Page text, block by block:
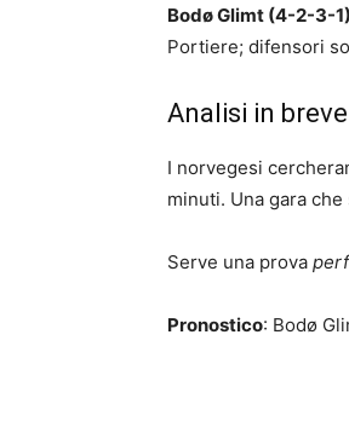
Bodø Glimt (4-2-3-1)
Portiere; difensori
Analisi in breve
I norvegesi
minuti. Una gara
Serve una prova
Pronostico: Bodø